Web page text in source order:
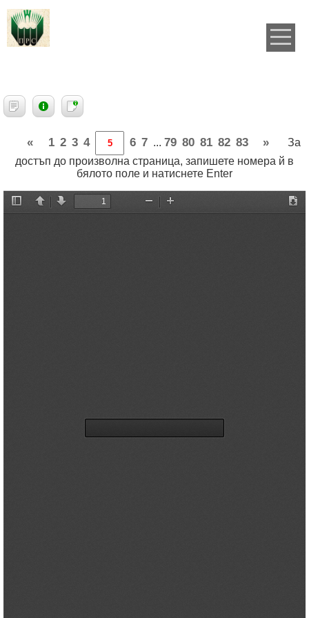
« 1 2 3 4 6 7 ... 79 80 81 82 83 »
За
достъп до произволна страница, запишете номера й в
бялото поле и натиснете Enter